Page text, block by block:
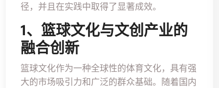
径，并且在实践中取得了显著成效。
1、篮球文化与文创产业的
融合创新
篮球文化作为一种全球性的体育文化，具有强
大的市场吸引力和广泛的群众基础。随着国内